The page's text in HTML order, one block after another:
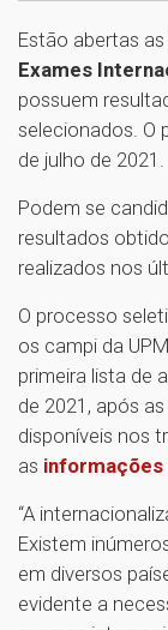
Estão abertas
Exames
possuem
selecionados. O
de julho de 2021.
Podem se
resultados
realizados nos
O processo
os campi da
primeira lista de
de 2021, após
disponíveis nos
as
“A
Existem
em diversos
evidente a